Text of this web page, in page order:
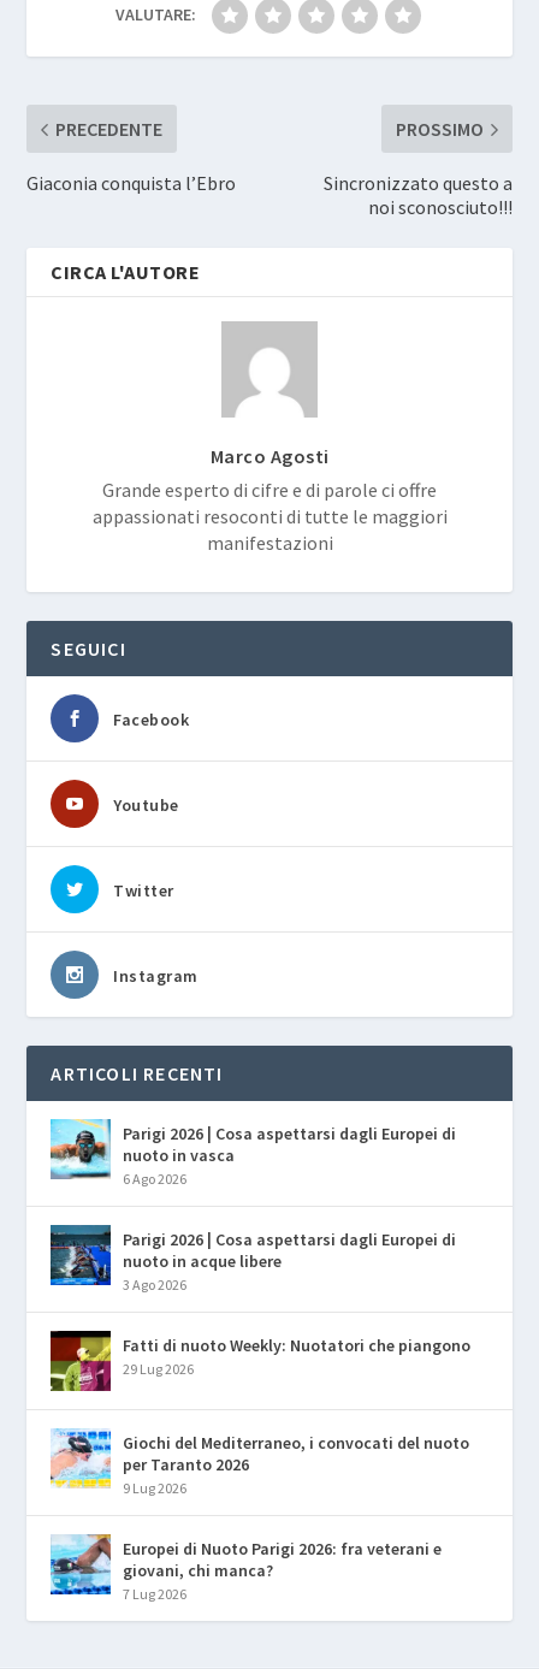
VALUTARE:
PRECEDENTE
Giaconia conquista l’Ebro
PROSSIMO
Sincronizzato questo a
noi sconosciuto!!!
CIRCA L'AUTORE
Marco Agosti
Grande esperto di cifre e di parole ci offre
appassionati resoconti di tutte le maggiori
manifestazioni
SEGUICI
Facebook
Youtube
Twitter
Instagram
ARTICOLI RECENTI
Parigi 2026 | Cosa aspettarsi dagli Europei di
nuoto in vasca
6 Ago 2026
Parigi 2026 | Cosa aspettarsi dagli Europei di
nuoto in acque libere
3 Ago 2026
Fatti di nuoto Weekly: Nuotatori che piangono
29 Lug 2026
Giochi del Mediterraneo, i convocati del nuoto
per Taranto 2026
9 Lug 2026
Europei di Nuoto Parigi 2026: fra veterani e
giovani, chi manca?
7 Lug 2026